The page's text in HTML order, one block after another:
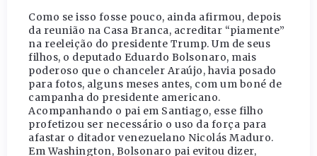
Como se isso fosse pouco, ainda afirmou, depois
da reunião na Casa Branca, acreditar “piamente”
na reeleição do presidente Trump. Um de seus
filhos, o deputado Eduardo Bolsonaro, mais
poderoso que o chanceler Araújo, havia posado
para fotos, alguns meses antes, com um boné de
campanha do presidente americano.
Acompanhando o pai em Santiago, esse filho
profetizou ser necessário o uso da força para
afastar o ditador venezuelano Nicolás Maduro.
Em Washington, Bolsonaro pai evitou dizer,